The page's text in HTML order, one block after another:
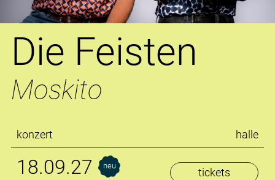
Die Feisten
Moskito
konzert halle
18.09.27 neu tickets